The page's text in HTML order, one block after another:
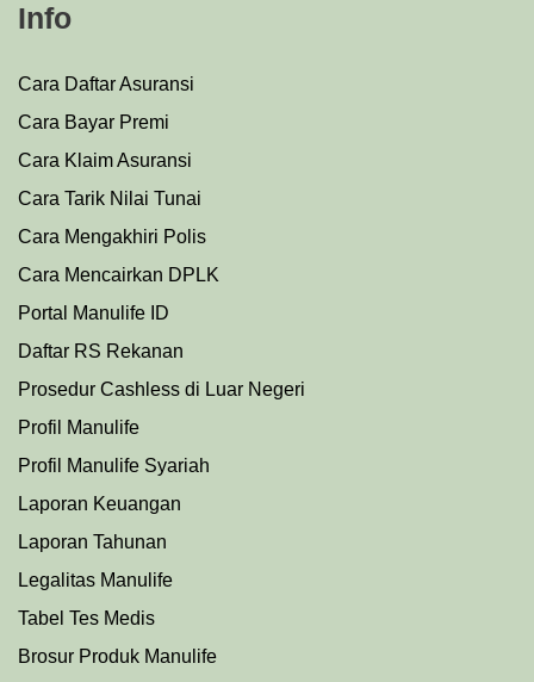
Info
Cara Daftar Asuransi
Cara Bayar Premi
Cara Klaim Asuransi
Cara Tarik Nilai Tunai
Cara Mengakhiri Polis
Cara Mencairkan DPLK
Portal Manulife ID
Daftar RS Rekanan
Prosedur Cashless di Luar Negeri
Profil Manulife
Profil Manulife Syariah
Laporan Keuangan
Laporan Tahunan
Legalitas Manulife
Tabel Tes Medis
Brosur Produk Manulife